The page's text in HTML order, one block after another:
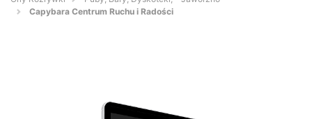
Capybara Centrum Ruchu i Radości